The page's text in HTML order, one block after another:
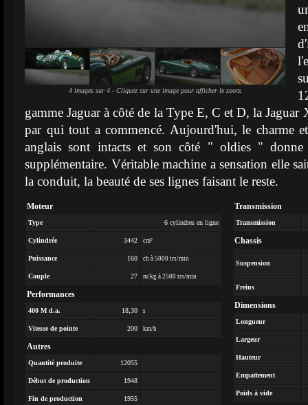
4 images sur 4 - Cliquez sur une image pour afficher le zoom.
gamme Jaguar à côté de la Type E, C et D, la
par qui tout a commencé. Aujourd'hui, le charme
anglais sont intacts et son côté " oldies " donne
supplémentaire. Véritable machine a sensation elle
la conduit, la beauté de ses lignes faisant le reste.
Moteur
Type 6 cylindres en ligne
Cylindrée 3442 cm³
Puissance 160 ch à 5000 trs/min
Couple 27 m/kg à 2500 trs/min
Performances
400 M d.a. 18,30 s
Vitesse de pointe 200 km/h
Autres
Quantité produite 12055
Début de production 1948
Fin de production 1955
Transmission
Transmission
Chassis
Suspension
Freins
Dimensions
Longueur
Largeur
Hauteur
Empattement
Poids à vide